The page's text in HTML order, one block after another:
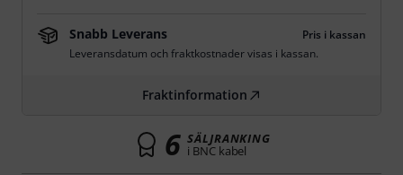
Snabb Leverans
Pris i kassan
Leveransdatum och fraktkostnader visas i kassan.
Fraktinformation
6 SÄLJRANKING
i BNC kabel